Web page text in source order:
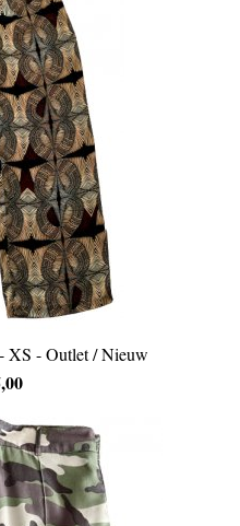
XS - Outlet / Nieuw